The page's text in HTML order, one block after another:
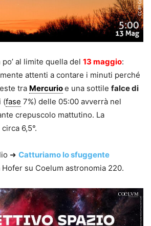
al limite quella del 13 maggio:
attenti a contare i minuti perché
tra Mercurioe una sottile falce di
(fase 7%) delle 05:00 avverrà nel
crepuscolo mattutino. La
6,5°.
➜ Catturiamo lo sfuggente
su Coelum astronomia 220.